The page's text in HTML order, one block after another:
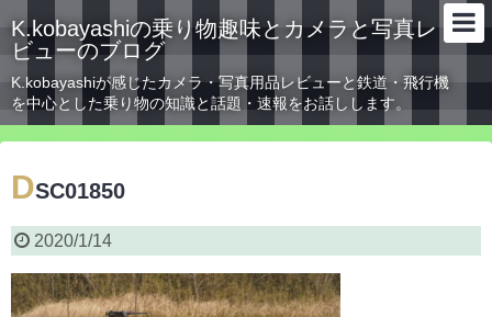
K.kobayashiの乗り物趣味とカメラと写真レ
ビューのブログ
K.kobayashiが感じたカメラ・写真用品レビューと鉄道・飛行機
を中心とした乗り物の知識と話題・速報をお話しします。
DSC01850
2020/1/14